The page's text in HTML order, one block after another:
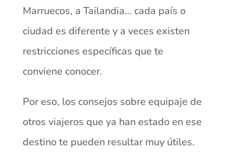
Marruecos, a Tailandia… cada país o
ciudad es diferente y a veces existen
restricciones específicas que te
conviene conocer.
Por eso, los consejos sobre equipaje de
otros viajeros que ya han estado en ese
destino te pueden resultar muy útiles.